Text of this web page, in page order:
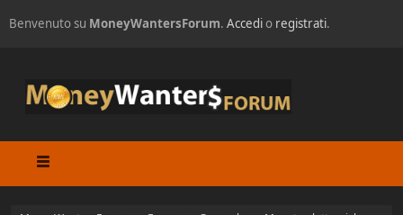
Benvenuto su MoneyWantersForum. Accedio registrati.